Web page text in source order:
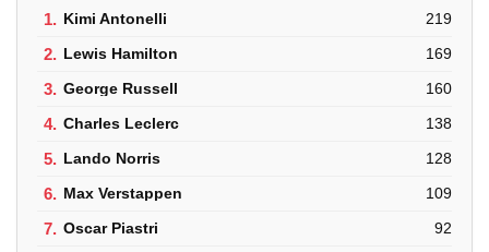
1. Kimi Antonelli 219
2. Lewis Hamilton 169
3. George Russell 160
4. Charles Leclerc 138
5. Lando Norris 128
6. Max Verstappen 109
7. Oscar Piastri 92